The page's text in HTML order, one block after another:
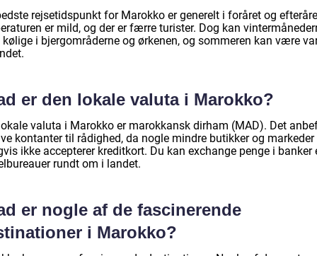
rejsetidspunkt for Marokko er generelt i foråret og
er mild, og der er færre turister. Dog kan
i bjergområderne og ørkenen, og sommeren kan være
er den lokale valuta i Marokko?
valuta i Marokko er marokkansk dirham (MAD). Det
kontanter til rådighed, da nogle mindre butikker og markeder
ikke accepterer kreditkort. Du kan exchange penge i banker
rundt om i landet.
er nogle af de fascinerende
i Marokko?